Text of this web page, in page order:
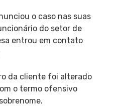
o caso nas suas
do setor de
entrou em contato
da cliente foi alterado
o termo ofensivo